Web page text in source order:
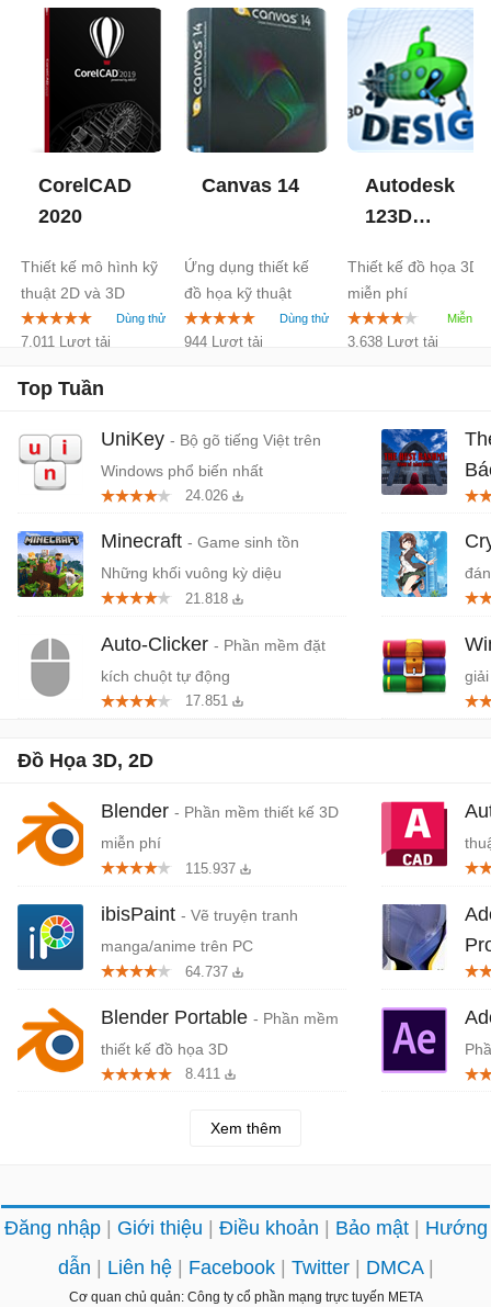
CorelCAD
2020
Thiết kế mô hình kỹ
thuật 2D và 3D
7.011 Lượt tải
Canvas 14
Ứng dụng thiết kế
đồ họa kỹ thuật
944 Lượt tải
Autodesk
123D
Thiết kế đồ họa 3D
miễn phí
3.638 Lượt tải
Top Tuần
UniKey - Bộ gõ tiếng Việt trên
Windows phổ biến nhất
24.026
Minecraft - Game sinh tồn
Những khối vuông kỳ diệu
21.818
Auto-Clicker - Phần mềm đặt
kích chuột tự động
17.851
Đồ Họa 3D, 2D
Blender - Phần mềm thiết kế 3D
miễn phí
115.937
ibisPaint - Vẽ truyện tranh
manga/anime trên PC
64.737
Blender Portable - Phần mềm
thiết kế đồ họa 3D
8.411
Xem thêm
Đăng nhập Giới thiệu Điều khoản Bảo mật
Hướng
dẫn
Liên hệ Facebook Twitter DMCA
Cơ quan chủ quản: Công ty cổ phần mạng trực tuyến META